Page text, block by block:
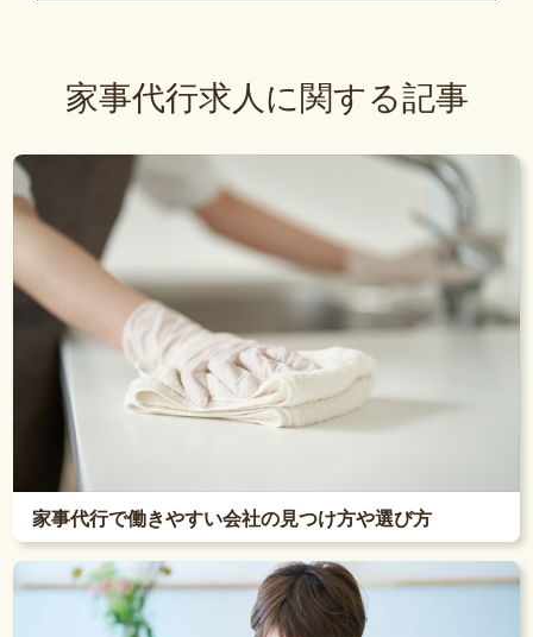
家事代行求人に関する記事
家事代行で働きやすい会社の見つけ方や選び方